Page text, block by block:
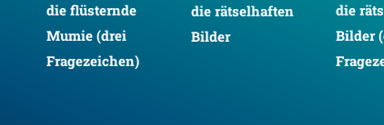
die flüsternde
Mumie (drei
Fragezeichen)
die rätselhaften
Bilder
die
Bilder